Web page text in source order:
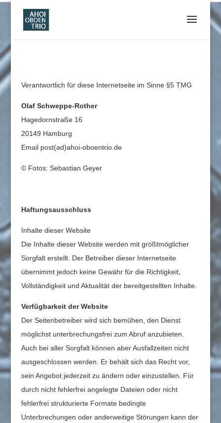
Verantwortlich für diese Internetseite im Sinne §5 TMG
Olaf Schweppe-Rother
Hagedornstraße 16
20149 Hamburg
Email post(ad)ahoi-oboentrio.de
© Fotos: Sebastian Geyer
Haftungsausschluss
Inhalte dieser Website
Die Inhalte dieser Website werden mit größtmöglicher
Sorgfalt erstellt. Der Betreiber dieser Internetseite
übernimmt jedoch keine Gewähr für die Richtigkeit,
Vollständigkeit und Aktualität der bereitgestellten Inhalte.
Verfügbarkeit der Website
Der Seitenbetreiber wird sich bemühen, den Dienst
möglichst unterbrechungsfrei zum Abruf anzubieten.
Auch bei aller Sorgfalt können aber Ausfallzeiten nicht
ausgeschlossen werden. Er behält sich das Recht vor,
sein Angebot jederzeit zu ändern oder einzustellen. Für
durch nicht fehlerfrei angelegte Dateien oder nicht
fehlerfrei strukturierte Formate bedingte
Unterbrechungen oder anderweitige Störungen kann der